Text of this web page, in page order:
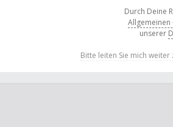
Durch Deine
Allgemeinen
unserer
Bitte leiten Sie mich